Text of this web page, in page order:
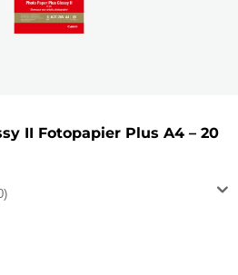
II Fotopapier Plus A4 – 20